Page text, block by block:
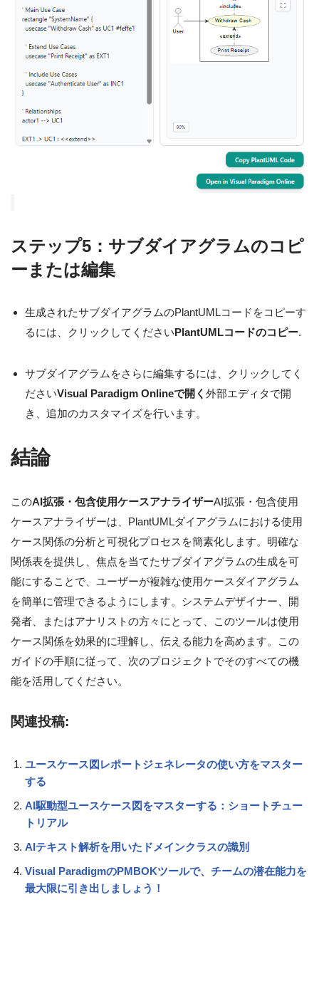
ステップ5：サブダイアグラムのコピ
ーまたは編集
生成されたサブダイアグラムのPlantUMLコードをコピーす
るには、クリックしてくださいPlantUMLコードのコピー.
サブダイアグラムをさらに編集するには、クリックしてく
ださいVisual Paradigm Onlineで開く 外部エディタで開
き、追加のカスタマイズを行います。
結論
このAI拡張・包含使用ケースアナライザーAI拡張・包含使用
ケースアナライザーは、PlantUMLダイアグラムにおける使用
ケース関係の分析と可視化プロセスを簡素化します。明確な
関係表を提供し、焦点を当てたサブダイアグラムの生成を可
能にすることで、ユーザーが複雑な使用ケースダイアグラム
を簡単に管理できるようにします。システムデザイナー、開
発者、またはアナリストの方々にとって、このツールは使用
ケース関係を効果的に理解し、伝える能力を高めます。この
ガイドの手順に従って、次のプロジェクトでそのすべての機
能を活用してください。
関連投稿:
ユースケース図レポートジェネレータの使い方をマスター
する
AI駆動型ユースケース図をマスターする：ショートチュー
トリアル
AIテキスト解析を用いたドメインクラスの識別
Visual ParadigmのPMBOKツールで、チームの潜在能力を
最大限に引き出しましょう！